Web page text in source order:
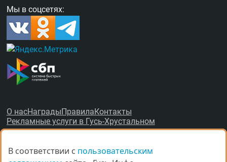
Мы в соцсетях:
О насНаградыПравилаКонтакты
Рекламные услуги в Гусь-Хрустальном
В соответствии с пользовательским
В соответствии с пользовательским